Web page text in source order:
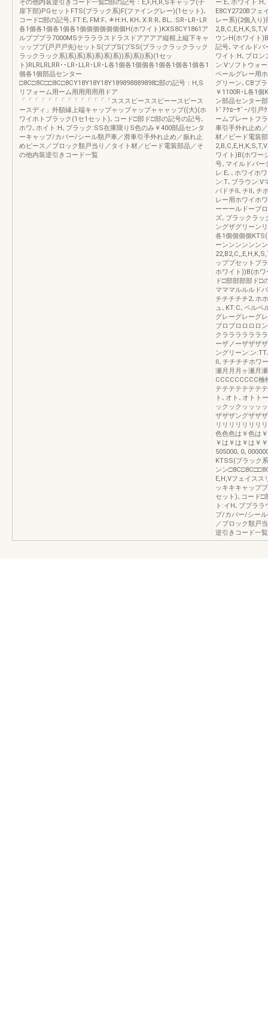
その他内装逆引きコード一覧□部の記号：E,F,H,R,Sキャップ(子
扉下部)PGセットFTS(ブラック系)F(ファイングレー)(1セット)､
コード□部の記号､FT:E､FM:F､＊H:H､KH､X:R:R､BL､:SR･LR･LR
各1個各1個各1個各1個個個個個個個H(ホワイト)KXS8CY1861ア
ルプププラ7000MSテラララスドラスドアアアア縦框上縦下キャ
ッッププ(戸戸戸先)セットS(ブブS(ブSS(ブラックラックラック
ラックラック系)系)系)系)系)系)系))系)系))系)(1セッ
ト)RLRLRLRR･･LR･LLR･LR･L各1個各1個個各1個各1個各1個各1
個各1個部品センター
□8C□8C□□8C□8CY18Y18Y18Y189898889898□部の記号：H,S
リフォーム用ーム用用用用用ドア
「「「「「「「「「「「「「「スススピーススピーースピース
ースディ」外額縁上端キャップャップャップャャャップ((大)(ホ
ワイホトブラック(1セ1セット)､コード□部ド□部の記号の記号､
ホワ､ホイト:H､ブラック:SS在庫限りS色のみ￥400部品センタ
ーキャップ/カバー/シール類戸車／滑車引手外れ止め／振れ止
めピース／ブロック類戸当り／タイト材／ビード電装部品／そ
の他内装逆引きコード一覧
ー:E､ホワイト:H
E8CY2720Bフェ
レー系)(2個入り
ウンH(ホワイト
記号､マイルドバ
ワイト:H､ブロン
ン:Vソフトウォ
ペールグレー用
グリーン､CBブ
￥1100R･L各1
ン部品センター
ﾄﾞｱｸﾛｰｻﾞｰ/引戸
ームプレートフ
車引手外れ止め
材／ビード電装
ワイト)B(ホワー
号､マイルドバー
レ:E､､ホワイホ
ン:T､ブラウン:V
バドチⅡ､チⅡ､チ
レー用ホワイホ
ーーールドーブ
ズ､ブラックラッ
ングザグリーン
各1個個個個
ーンンンンンン
ッププセットブ
ホワイト))B(ホ
ド□部部部部ド□
マママルルルド
チチチチチ2､ホ
ュ､KT:C､ペルペ
グレーグレーグレ
ブロブロロロロ
クララララララ
ーザノーザザザ
ングリーン:ン
Ⅱ､チチチチホワ
瀬月月月ヶ瀬月
CCCCCCCCC檜
テテテテテテテ
ト､オト､オトト
ックックッッッ
ザザザングザザ
リリリリリリリ
色色色は￥色は
￥は￥は￥は￥
505000､0､
KTSS(ブラック
ンン
E,H,Vフェイス
ッキキキャップ
セット)､コード□
ト:イH､ブブラ
プ/カバー/シー
／ブロック類戸
逆引きコード一覧